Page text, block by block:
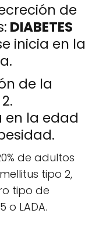
de
DIABETES
inicia en la
de la
en la edad
de adultos
tipo 2,
tipo de
o LADA.